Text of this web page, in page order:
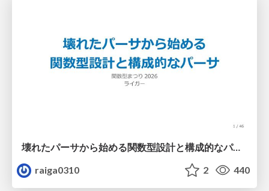
壊れたパーサから始める関数型設計と構成的なパーサ #fp_matsuri
raiga0310
2 440